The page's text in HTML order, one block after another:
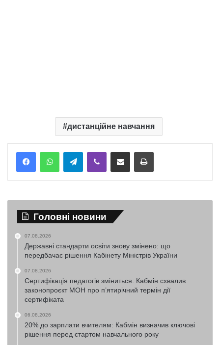
дистанційне навчання
TelegramViber Надіслати електронною поштоюНадрукувати
Головні новини
07.08.2026
Державні стандарти освіти знову змінено: що
передбачає рішення Кабінету Міністрів України
07.08.2026
Сертифікація педагогів зміниться: Кабмін схвалив
законопроєкт МОН про п’ятирічний термін дії
сертифіката
06.08.2026
20% до зарплати вчителям: Кабмін визначив ключові
рішення перед стартом навчального року